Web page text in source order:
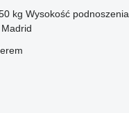
kg Wysokość podnoszenia